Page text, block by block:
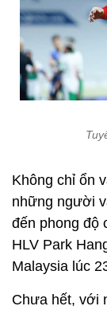
Không chỉ ổn
những người
đến phong độ
HLV Park
Malaysia lúc
Chưa hết, với